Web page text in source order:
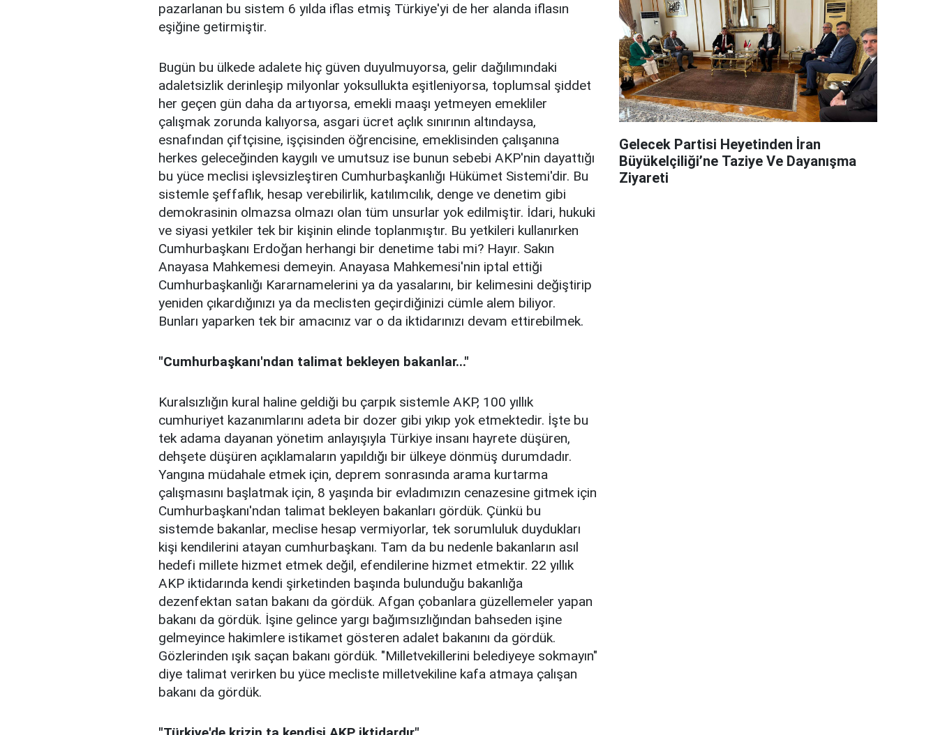
pazarlanan bu sistem 6 yılda iflas etmiş Türkiye'yi de her alanda iflasın
eşiğine getirmiştir.
Bugün bu ülkede adalete hiç güven duyulmuyorsa, gelir dağılımındaki
adaletsizlik derinleşip milyonlar yoksullukta eşitleniyorsa, toplumsal şiddet
her geçen gün daha da artıyorsa, emekli maaşı yetmeyen emekliler
çalışmak zorunda kalıyorsa, asgari ücret açlık sınırının altındaysa,
esnafından çiftçisine, işçisinden öğrencisine, emeklisinden çalışanına
herkes geleceğinden kaygılı ve umutsuz ise bunun sebebi AKP'nin dayattığı
bu yüce meclisi işlevsizleştiren Cumhurbaşkanlığı Hükümet Sistemi'dir. Bu
sistemle şeffaflık, hesap verebilirlik, katılımcılık, denge ve denetim gibi
demokrasinin olmazsa olmazı olan tüm unsurlar yok edilmiştir. İdari, hukuki
ve siyasi yetkiler tek bir kişinin elinde toplanmıştır. Bu yetkileri kullanırken
Cumhurbaşkanı Erdoğan herhangi bir denetime tabi mi? Hayır. Sakın
Anayasa Mahkemesi demeyin. Anayasa Mahkemesi'nin iptal ettiği
Cumhurbaşkanlığı Kararnamelerini ya da yasalarını, bir kelimesini değiştirip
yeniden çıkardığınızı ya da meclisten geçirdiğinizi cümle alem biliyor.
Bunları yaparken tek bir amacınız var o da iktidarınızı devam ettirebilmek.
"Cumhurbaşkanı'ndan talimat bekleyen bakanlar..."
Kuralsızlığın kural haline geldiği bu çarpık sistemle AKP, 100 yıllık
cumhuriyet kazanımlarını adeta bir dozer gibi yıkıp yok etmektedir. İşte bu
tek adama dayanan yönetim anlayışıyla Türkiye insanı hayrete düşüren,
dehşete düşüren açıklamaların yapıldığı bir ülkeye dönmüş durumdadır.
Yangına müdahale etmek için, deprem sonrasında arama kurtarma
çalışmasını başlatmak için, 8 yaşında bir evladımızın cenazesine gitmek için
Cumhurbaşkanı'ndan talimat bekleyen bakanları gördük. Çünkü bu
sistemde bakanlar, meclise hesap vermiyorlar, tek sorumluluk duydukları
kişi kendilerini atayan cumhurbaşkanı. Tam da bu nedenle bakanların asıl
hedefi millete hizmet etmek değil, efendilerine hizmet etmektir. 22 yıllık
AKP iktidarında kendi şirketinden başında bulunduğu bakanlığa
dezenfektan satan bakanı da gördük. Afgan çobanlara güzellemeler yapan
bakanı da gördük. İşine gelince yargı bağımsızlığından bahseden işine
gelmeyince hakimlere istikamet gösteren adalet bakanını da gördük.
Gözlerinden ışık saçan bakanı gördük. "Milletvekillerini belediyeye sokmayın"
diye talimat verirken bu yüce mecliste milletvekiline kafa atmaya çalışan
bakanı da gördük.
Gelecek Partisi Heyetinden İran
Büyükelçiliği’ne Taziye Ve Dayanışma
Ziyareti